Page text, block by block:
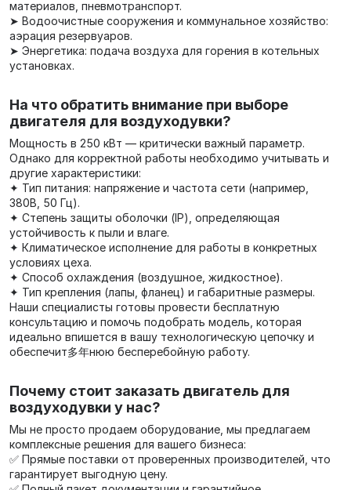
материалов, пневмотранспорт.
➤ Водоочистные сооружения и коммунальное хозяйство:
аэрация резервуаров.
➤ Энергетика: подача воздуха для горения в котельных
установках.
На что обратить внимание при выборе
двигателя для воздуходувки?
Мощность в 250 кВт — критически важный параметр.
Однако для корректной работы необходимо учитывать и
другие характеристики:
✦ Тип питания: напряжение и частота сети (например,
380В, 50 Гц).
✦ Степень защиты оболочки (IP), определяющая
устойчивость к пыли и влаге.
✦ Климатическое исполнение для работы в конкретных
условиях цеха.
✦ Способ охлаждения (воздушное, жидкостное).
✦ Тип крепления (лапы, фланец) и габаритные размеры.
Наши специалисты готовы провести бесплатную
консультацию и помочь подобрать модель, которая
идеально впишется в вашу технологическую цепочку и
обеспечит多年нюю бесперебойную работу.
Почему стоит заказать двигатель для
воздуходувки у нас?
Мы не просто продаем оборудование, мы предлагаем
комплексные решения для вашего бизнеса:
✅ Прямые поставки от проверенных производителей, что
гарантирует выгодную цену.